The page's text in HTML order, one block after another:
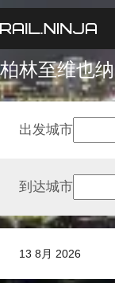
柏林至维也
13 8月 2026
出发城市
到达城市